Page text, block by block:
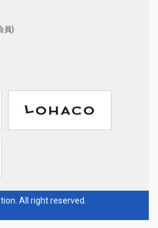
員)
All right reserved.